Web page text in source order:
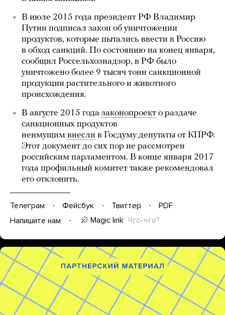
В июле 2015 года президент РФ Владимир
Путин подписал закон об уничтожении
продуктов, которые пытались ввести в Россию
в обход санкций. По состоянию на конец января,
сообщил Россельхознадзор, в РФ было
уничтожено более 9 тысяч тонн санкционной
продукции растительного и животного
происхождения.
В августе 2015 года законопроект о раздаче
санкционных продуктов
неимущим внесли в Госдуму депутаты от КПРФ.
Этот документ до сих пор не рассмотрен
российским парламентом. В конце января 2017
года профильный комитет также рекомендовал
его отклонить.
Телеграм Фейсбук Твиттер
PDF
Напишите нам
Magic link Что-что?